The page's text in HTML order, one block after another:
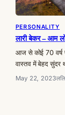
PERSONALITY
लारी बेकर – आम
आज से कोई 70 वर्ष
वास्तव में बेहद सुंदर
May 22, 2023